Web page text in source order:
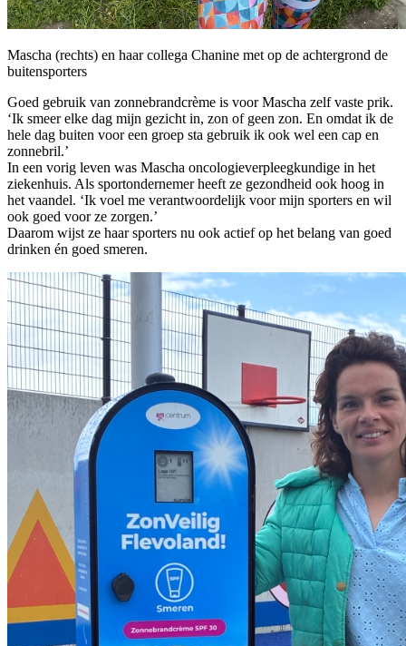
Mascha (rechts) en haar collega Chanine met op de achtergrond de
buitensporters
Goed gebruik van zonnebrandcrème is voor Mascha zelf vaste prik.
‘Ik smeer elke dag mijn gezicht in, zon of geen zon. En omdat ik de
hele dag buiten voor een groep sta gebruik ik ook wel een cap en
zonnebril.’
In een vorig leven was Mascha oncologieverpleegkundige in het
ziekenhuis. Als sportondernemer heeft ze gezondheid ook hoog in
het vaandel. ‘Ik voel me verantwoordelijk voor mijn sporters en wil
ook goed voor ze zorgen.’
Daarom wijst ze haar sporters nu ook actief op het belang van goed
drinken én goed smeren.